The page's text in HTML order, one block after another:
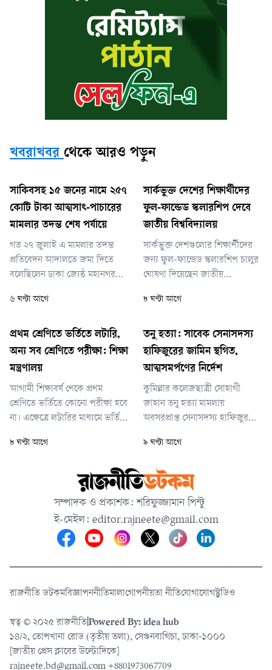
খবরাখবর থেকে আরও পড়ুন
সাকিবসহ ১৫ জনের নামে ২৫৭
কোটি টাকা আত্মসাৎ-পাচারের
মামলার তদন্ত শেষ পর্যায়ে
গত ২৭ জুলাই এ মামলার তদন্ত
প্রতিবেদন আদালতে জমা দিতে
বলেছিলেন ঢাকা জ্যেষ্ঠ মহানগর
দিন দুদক প্রতিবেদন জমা দিতে না
সেপ্টেম্বর প্রতিবেদন জমার পরবর্তী
দিন নির্ধারণ করে দেন।
৬ ঘণ্টা আগে
সার্কভুক্ত দেশের শিক্ষার্থীদের
ফুল-ফান্ডেড স্কলারশিপ দেবে
জাতীয় বিশ্ববিদ্যালয়
সার্কভুক্ত দেশগুলোর শিক্ষার্থীদের
জন্য ফুল-ফান্ডেড স্কলারশিপ চালুর
ঘোষণা দিয়েছেন জাতীয়
চ্যান্সেলর) অধ্যাপক ড. এ এস এম
করে নেপালের শিক্ষার্থীদের জন্য
জাতীয় বিশ্ববিদ্যালয়ে সম্পূর্ণ বিনা
খরচে উচ্চশিক্ষার সুযোগ উন্মুক্ত করা
৮ ঘণ্টা আগে
প্রথম শ্রেণিতে ভর্তিতে লটারি,
অন্য সব শ্রেণিতে পরীক্ষা: শিক্ষা
মন্ত্রণালয়
আগামী শিক্ষাবর্ষ থেকে প্রথম
শ্রেণিতে ভর্তিতে কোনো পরীক্ষা হবে
না। এক্ষেত্রে লটারির মাধ্যমে ভর্তি
প্রাথমিক ও মাধ্যমিক বিদ্যালয়ের
৮ ঘণ্টা আগে
তনু হত্যা: সাবেক সেনাসদস্য
হাফিজুরের জামিন স্থগিত,
আত্মসমর্পণের নির্দেশ
কুমিল্লার কলেজছাত্রী সোহাগী
জাহান তনু হত্যা মামলায়
অবসরপ্রাপ্ত সেনাসদস্য হাফিজুর
জামিন স্থগিত করেছেন আপিল
সঙ্গে তাকে ২৪ ঘণ্টার মধ্যে
আত্মসমর্পণের নির্দেশ দেওয়া
হয়েছে।
৯ ঘণ্টা আগে
সম্পাদক ও প্রকাশক: শরিফুজ্জামান পিন্টু
ই-মেইল: editor.rajneete@gmail.com
রাজনীতি ডটকমবিজ্ঞাপননীতিমালাগোপনীয়তা নীতিযোগাযোগস্টুডিও
স্বত্ব © ২০২৫ রাজনীতিPowered By: idea hub
১৪/২, তোপখানা রোড (তৃতীয় তলা), সেগুনবাগিচা, ঢাকা-১০০০
[জাতীয় প্রেস ক্লাবের উল্টোদিকে]
rajneete.bd@gmail.com +8801973067709